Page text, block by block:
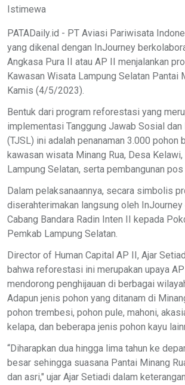
Istimewa
PATADaily.id - PT Aviasi Pariwisata
yang dikenal dengan InJourney
Angkasa Pura II atau AP II menjalankan
Kawasan Wisata Lampung Selatan Pantai
Kamis (4/5/2023).
Bentuk dari program reforestasi yang
implementasi Tanggung Jawab Sosial dan
(TJSL) ini adalah penanaman 3.000 pohon
kawasan wisata Minang Rua, Desa Kelawi,
Lampung Selatan, serta pembangunan
Dalam pelaksanaannya, secara simbolis
diserahterimakan langsung oleh
Cabang Bandara Radin Inten II kepada
Pemkab Lampung Selatan.
Director of Human Capital AP II, Ajar
bahwa reforestasi ini merupakan upaya
mendorong penghijauan di berbagai
Adapun jenis pohon yang ditanam di
pohon trembesi, pohon pule, mahoni,
kelapa, dan beberapa jenis pohon kayu
“Diharapkan dua hingga lima tahun ke
besar sehingga suasana Pantai Minang
dan asri," ujar Ajar Setiadi dalam